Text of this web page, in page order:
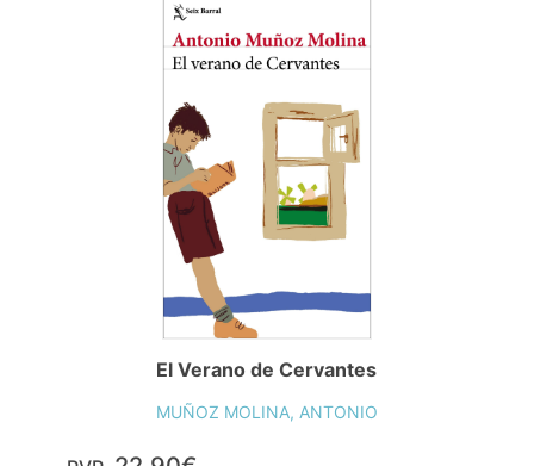
El Verano de Cervantes
MUÑOZ MOLINA, ANTONIO